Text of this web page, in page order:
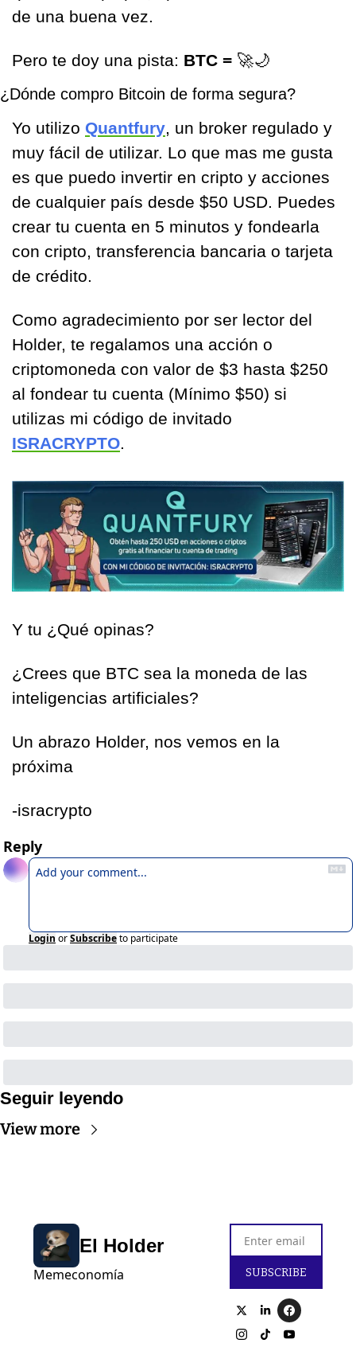
de una buena vez.
Pero te doy una pista: BTC = 🚀🌙
¿Dónde compro Bitcoin de forma segura?
Yo utilizo Quantfury, un broker regulado y
muy fácil de utilizar. Lo que mas me gusta
es que puedo invertir en cripto y acciones
de cualquier país desde $50 USD. Puedes
crear tu cuenta en 5 minutos y fondearla
con cripto, transferencia bancaria o tarjeta
de crédito.
Como agradecimiento por ser lector del
Holder, te regalamos una acción o
criptomoneda con valor de $3 hasta $250
al fondear tu cuenta (Mínimo $50) si
ISRACRYPTO.
Y tu ¿Qué opinas?
¿Crees que BTC sea la moneda de las
inteligencias artificiales?
Un abrazo Holder, nos vemos en la
próxima
-isracrypto
Reply
Login orSubscribeto participate
Seguir leyendo
View more
El Holder
Memeconomía SUBSCRIBE